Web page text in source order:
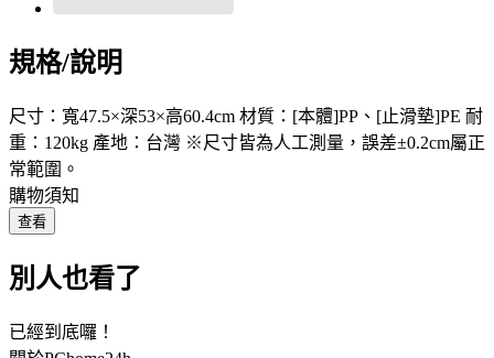
規格/說明
尺寸：寬47.5×深53×高60.4cm 材質：[本體]PP、[止滑墊]PE 耐
重：120kg 產地：台灣 ※尺寸皆為人工測量，誤差±0.2cm屬正
常範圍。
購物須知
查看
別人也看了
已經到底囉！